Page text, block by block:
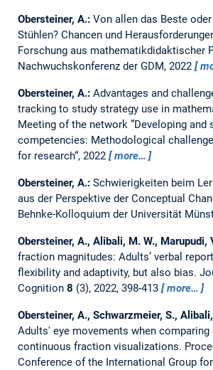
Obersteiner, A.: Von allen das Beste
Stühlen? Chancen und
Forschung aus mathematikdidaktischer
Nachwuchskonferenz der GDM, 2022
Obersteiner, A.: Advantages and
tracking to study strategy use in
Meeting of the network ”Developing and
competencies: Methodological
for research“, 2022
more…
Obersteiner, A.: Schwierigkeiten beim
aus der Perspektive der Conceptual
Behnke-Kolloquium der Universität
Obersteiner, A., Alibali, M. W., Marupudi,
fraction magnitudes: Adults’ verbal
flexibility and adaptivity, but also bias.
Cognition 8 (3), 2022, 398-413 more…
Obersteiner, A., Schwarzmeier, S.,
Adults' eye movements when
continuous fraction visualizations.
Conference of the International Group